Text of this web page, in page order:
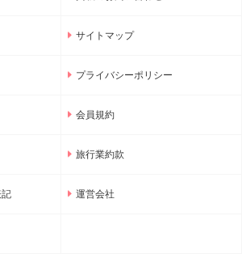
サイトマップ
プライバシーポリシー
会員規約
旅行業約款
運営会社